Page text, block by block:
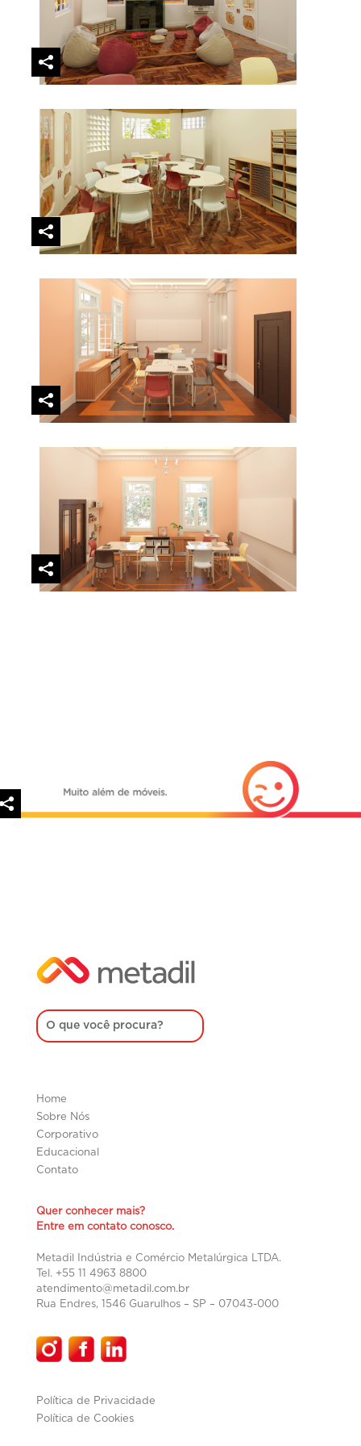
Home
Sobre Nós
Corporativo
Educacional
Contato
Quer conhecer mais?
Entre em contato conosco.
Metadil Indústria e Comércio Metalúrgica LTDA.
Tel. +55 11 4963 8800
atendimento@metadil.com.br
Rua Endres, 1546 Guarulhos – SP – 07043-000
Política de Privacidade
Política de Cookies